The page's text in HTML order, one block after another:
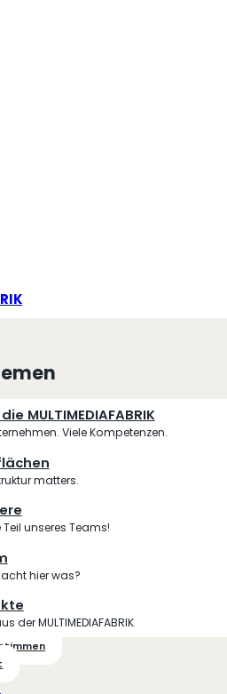
MULTIMEDIAFABRIK
Viele Kompetenzen.
matters.
Teil unseres Teams!
hier was?
der MULTIMEDIAFABRIK